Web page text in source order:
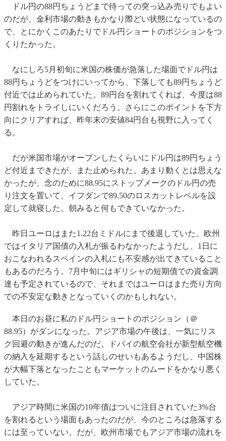
ドル円の88円ちょうどまで待っての突っ込み売りでもよい
のだが、金利市場の動きもかなり際どい状態になっているの
で、とにかくこのあたりでドル円ショートのポジションをつ
くりたかった。
なにしろ5月初旬に米国の株価が急落した場面でドル円は
88円ちょうどをつけにいってから、下落しても89円ちょうど
付近では止められていた。89円台を割れてくれば、今度は88
円割れをトライしにいくだろう。さらにこのポイントを下方
向にクリアすれば、昨年末の安値84円台も視野に入ってく
る。
だが米国市場がオープンしたくらいにドル円は89円ちょう
ど付近まできたが、また止められた。あまり動くとは思えな
かったが、念のために88.95にストップメークのドル円の売
り注文を置いて、イフダンで89.50のロスカットレベルを設
定して就寝した。朝みると何もできていなかった。
昨日ユーロはまた1.22台ミドルにまで後退していた。欧州
ではイタリア国債の入札が振るわなかったようだし、1日に
おこなわれるスペインの入札にも不安感が出てきていること
もあるのだろう。7月中旬にはギリシャの短期債での資金調
達も予定されているので、それまではユーロはまた売り方向
での不安定な動きとなっていくのかもしれない。
本日のお昼に私のドル円ショートのポジション（＠
88.95）がダンになった。アジア市場の午後は、一気にリス
ク回避の動きが進んだのだ。ドバイの航空会社が新型航空機
の納入を延期するという話しのせいもあるようだし、中国株
が大幅下落となったこともマーケットのムードをかなり悪く
していた。
アジア時間に米国の10年債はついに注目されていた3%台
を割れるという場面もあったのだが、今のところは急落する
には至っていない。だが、欧州市場でもアジア市場の流れを